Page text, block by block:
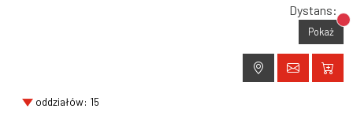
Dystans:
Pokaż
oddziałów: 15